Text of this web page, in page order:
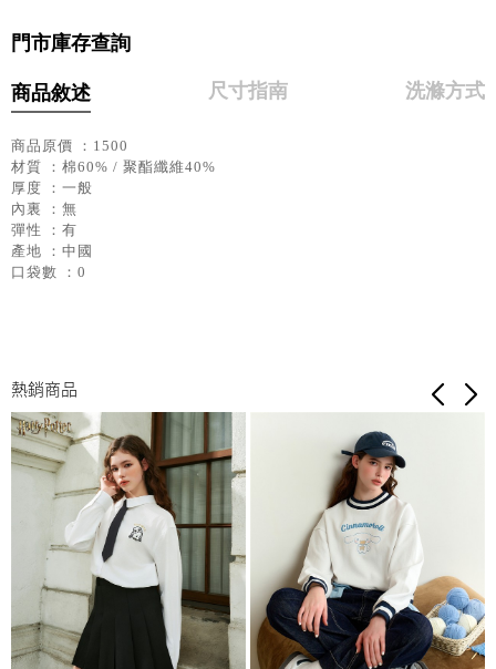
門市庫存查詢
商品敘述 尺寸指南 洗滌方式
商品原價 ：1500
材質 ：棉60% / 聚酯纖維40%
厚度 ：一般
內裏 ：無
彈性 ：有
產地 ：中國
口袋數 ：0
熱銷商品